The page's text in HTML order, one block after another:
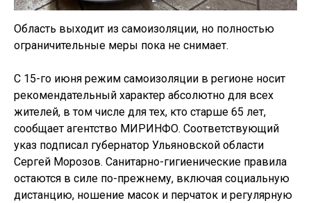
Область выходит из самоизоляции, но полностью
ограничительные меры пока не снимает.
С 15-го июня режим самоизоляции в регионе носит
рекомендательный характер абсолютно для всех
жителей, в том числе для тех, кто старше 65 лет,
сообщает агентство МИРИНФО. Соответствующий
указ подписал губернатор Ульяновской области
Сергей Морозов. Санитарно-гигиенические правила
остаются в силе по-прежнему, включая социальную
дистанцию, ношение масок и перчаток и регулярную